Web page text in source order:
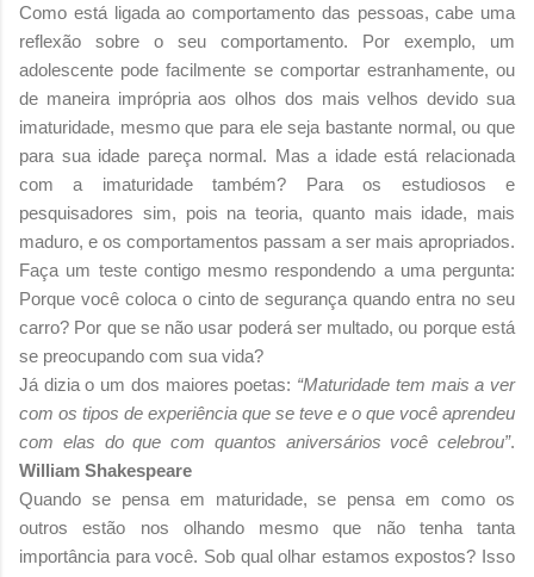
Como está ligada ao comportamento das pessoas, cabe uma
reflexão sobre o seu comportamento. Por exemplo, um
adolescente pode facilmente se comportar estranhamente, ou
de maneira imprópria aos olhos dos mais velhos devido sua
imaturidade, mesmo que para ele seja bastante normal, ou que
para sua idade pareça normal. Mas a idade está relacionada
com a imaturidade também? Para os estudiosos e
pesquisadores sim, pois na teoria, quanto mais idade, mais
maduro, e os comportamentos passam a ser mais apropriados.
Faça um teste contigo mesmo respondendo a uma pergunta:
Porque você coloca o cinto de segurança quando entra no seu
carro? Por que se não usar poderá ser multado, ou porque está
se preocupando com sua vida?
Já dizia o um dos maiores poetas: “Maturidade tem mais a ver
com os tipos de experiência que se teve e o que você aprendeu
com elas do que com quantos aniversários você celebrou”.
William Shakespeare
Quando se pensa em maturidade, se pensa em como os
outros estão nos olhando mesmo que não tenha tanta
importância para você. Sob qual olhar estamos expostos? Isso